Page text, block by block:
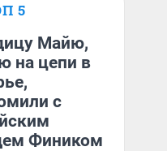
5
Майю,
на цепи в
с
Фиником